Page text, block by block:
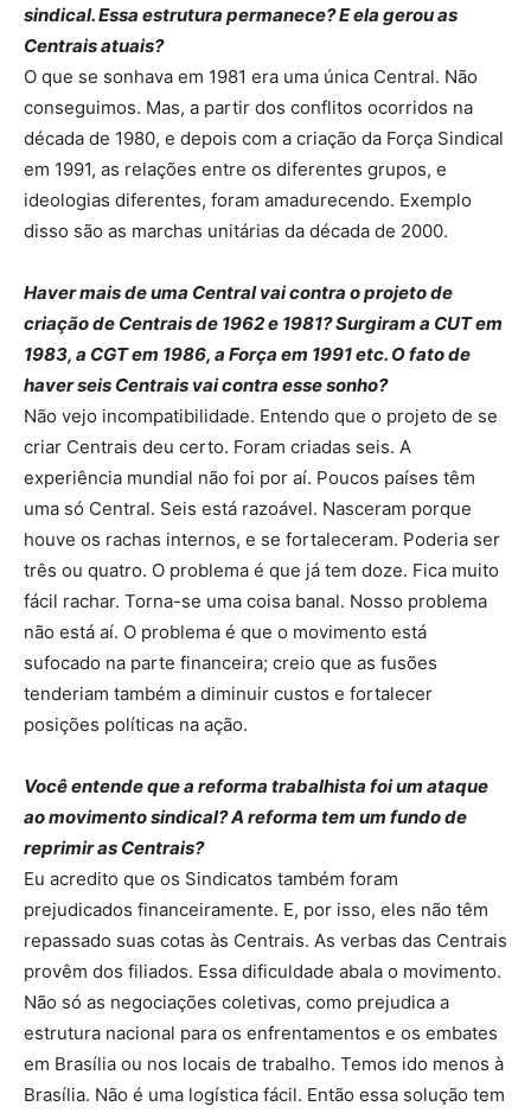
sindical. Essa estrutura permanece? E ela gerou as
Centrais atuais?
O que se sonhava em 1981 era uma única Central. Não
conseguimos. Mas, a partir dos conflitos ocorridos na
década de 1980, e depois com a criação da Força Sindical
em 1991, as relações entre os diferentes grupos, e
ideologias diferentes, foram amadurecendo. Exemplo
disso são as marchas unitárias da década de 2000.
Haver mais de uma Central vai contra o projeto de
criação de Centrais de 1962 e 1981? Surgiram a CUT em
1983, a CGT em 1986, a Força em 1991 etc. O fato de
haver seis Centrais vai contra esse sonho?
Não vejo incompatibilidade. Entendo que o projeto de se
criar Centrais deu certo. Foram criadas seis. A
experiência mundial não foi por aí. Poucos países têm
uma só Central. Seis está razoável. Nasceram porque
houve os rachas internos, e se fortaleceram. Poderia ser
três ou quatro. O problema é que já tem doze. Fica muito
fácil rachar. Torna-se uma coisa banal. Nosso problema
não está aí. O problema é que o movimento está
sufocado na parte financeira; creio que as fusões
tenderiam também a diminuir custos e fortalecer
posições políticas na ação.
Você entende que a reforma trabalhista foi um ataque
ao movimento sindical? A reforma tem um fundo de
reprimir as Centrais?
Eu acredito que os Sindicatos também foram
prejudicados financeiramente. E, por isso, eles não têm
repassado suas cotas às Centrais. As verbas das Centrais
provêm dos filiados. Essa dificuldade abala o movimento.
Não só as negociações coletivas, como prejudica a
estrutura nacional para os enfrentamentos e os embates
em Brasília ou nos locais de trabalho. Temos ido menos à
Brasília. Não é uma logística fácil. Então essa solução tem